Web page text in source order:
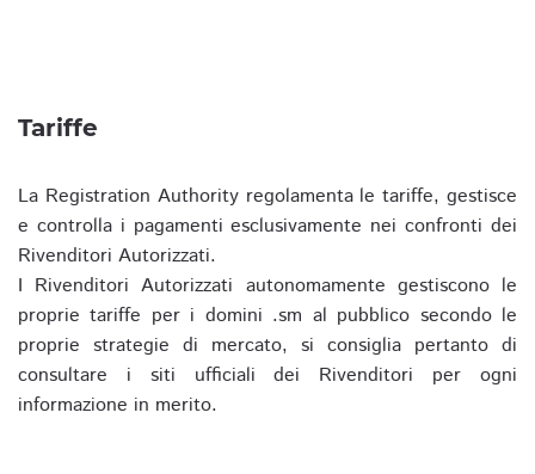
Tariffe
La Registration Authority regolamenta le tariffe, gestisce
e controlla i pagamenti esclusivamente nei confronti dei
Rivenditori Autorizzati.
I Rivenditori Autorizzati autonomamente gestiscono le
proprie tariffe per i domini .sm al pubblico secondo le
proprie strategie di mercato, si consiglia pertanto di
consultare i siti ufficiali dei Rivenditori per ogni
informazione in merito.